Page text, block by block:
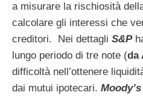
a misurare la rischiosità
calcolare gli interessi che
creditori. Nei dettagli S&P
lungo periodo di tre note (da
difficoltà nell’ottenere
dai mutui ipotecari. Moody’s